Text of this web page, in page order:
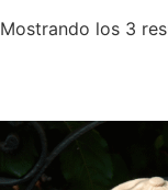
Mostrando los 3